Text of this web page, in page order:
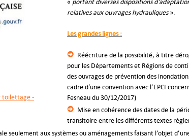
toilettage -
relatives aux ouvrages hydrauliques».
Les grandes lignes :
Réécriture de la possibilité, à titre
pour les Départements et Régions de
des ouvrages de prévention des
cadre d'une convention avec l’EPCI
Fesneau du 30/12/2017)
Mise en cohérence des dates de la
transitoire entre les différents textes
seulement aux systèmes ou aménagements faisant l’objet